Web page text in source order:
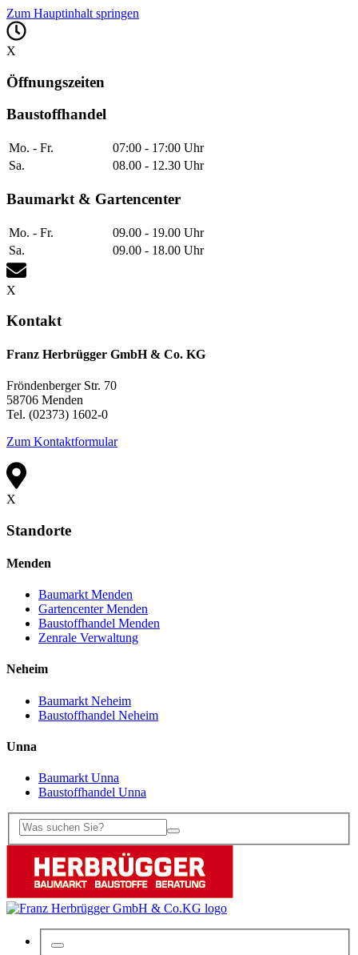
Zum Hauptinhalt springen
X
Öffnungszeiten
Baustoffhandel
Mo. - Fr.
07:00 - 17:00 Uhr
Sa.
08.00 - 12.30 Uhr
Baumarkt & Gartencenter
Mo. - Fr.
09.00 - 19.00 Uhr
Sa.
09.00 - 18.00 Uhr
X
Kontakt
Franz Herbrügger GmbH & Co. KG
Fröndenberger Str. 70
58706 Menden
Tel. (02373) 1602-0
Zum Kontaktformular
X
Standorte
Menden
Baumarkt Menden
Gartencenter Menden
Baustoffhandel Menden
Zenrale Verwaltung
Neheim
Baumarkt Neheim
Baustoffhandel Neheim
Unna
Baumarkt Unna
Baustoffhandel Unna